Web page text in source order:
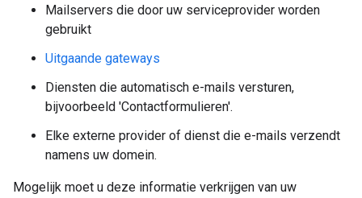
Mailservers die door uw serviceprovider worden
gebruikt
Uitgaande gateways
Diensten die automatisch e-mails versturen,
bijvoorbeeld 'Contactformulieren'.
Elke externe provider of dienst die e-mails verzendt
namens uw domein.
Mogelijk moet u deze informatie verkrijgen van uw